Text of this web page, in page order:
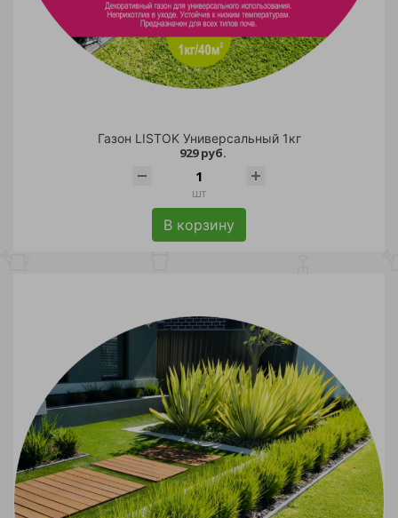
Газон LISTOK Универсальный 1кг
929 руб.
шт
В корзину